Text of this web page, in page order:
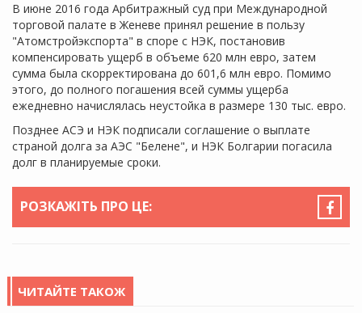
В июне 2016 года Арбитражный суд при Международной
торговой палате в Женеве принял решение в пользу
"Атомстройэкспорта" в споре с НЭК, постановив
компенсировать ущерб в объеме 620 млн евро, затем
сумма была скорректирована до 601,6 млн евро. Помимо
этого, до полного погашения всей суммы ущерба
ежедневно начислялась неустойка в размере 130 тыс. евро.
Позднее АСЭ и НЭК подписали соглашение о выплате
страной долга за АЭС "Белене", и НЭК Болгарии погасила
долг в планируемые сроки.
РОЗКАЖІТЬ ПРО ЦЕ:
ЧИТАЙТЕ ТАКОЖ